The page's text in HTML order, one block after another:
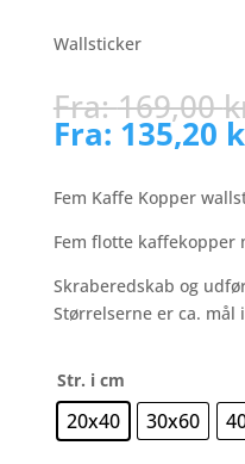
Wallsticker
Fra:169,00
Fra: 135,20
Fem Kaffe Kopper
Fem flotte
Skraberedskab og
Størrelserne er ca. mål
Str. i cm
20x40 30x60